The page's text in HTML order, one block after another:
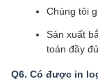
Chúng tôi
Sản xuất
toán đầy đủ
Q6. Có được in